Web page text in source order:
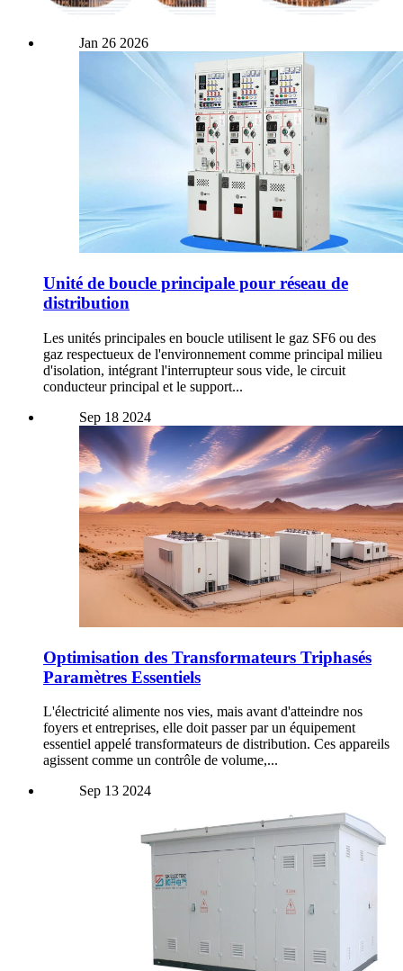
Jan 26 2026
Unité de boucle principale pour réseau de
distribution
Les unités principales en boucle utilisent le gaz SF6 ou des
gaz respectueux de l'environnement comme principal milieu
d'isolation, intégrant l'interrupteur sous vide, le circuit
conducteur principal et le support...
Sep 18 2024
Optimisation des Transformateurs Triphasés
Paramètres Essentiels
L'électricité alimente nos vies, mais avant d'atteindre nos
foyers et entreprises, elle doit passer par un équipement
essentiel appelé transformateurs de distribution. Ces appareils
agissent comme un contrôle de volume,...
Sep 13 2024